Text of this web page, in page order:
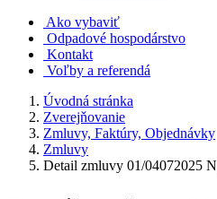
Ako vybaviť
Odpadové hospodárstvo
Kontakt
Voľby a referendá
Úvodná stránka
Zverejňovanie
Zmluvy, Faktúry, Objednávky
Zmluvy
Detail zmluvy 01/04072025